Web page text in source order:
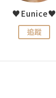
♥Eunice♥
追蹤